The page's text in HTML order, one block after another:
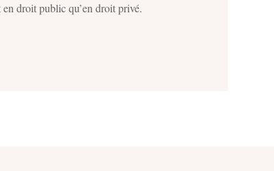
droit public qu’en droit privé.